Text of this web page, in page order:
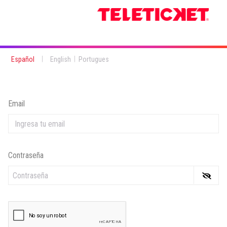
Español English Portugues
Email
Contraseña